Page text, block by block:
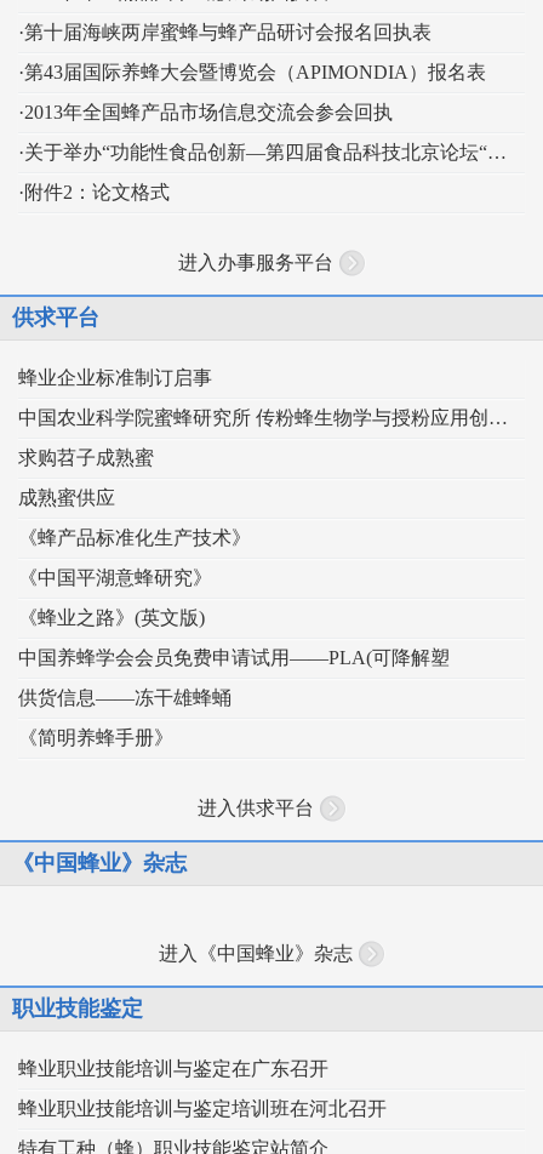
·第十届海峡两岸蜜蜂与蜂产品研讨会报名回执表
·第43届国际养蜂大会暨博览会（APIMONDIA）报名表
·2013年全国蜂产品市场信息交流会参会回执
·关于举办“功能性食品创新—第四届食品科技北京论坛“的通知
·附件2：论文格式
进入办事服务平台
供求平台
蜂业企业标准制订启事
中国农业科学院蜜蜂研究所 传粉蜂生物学与授粉应用创新团队
求购苕子成熟蜜
成熟蜜供应
《蜂产品标准化生产技术》
《中国平湖意蜂研究》
《蜂业之路》(英文版)
中国养蜂学会会员免费申请试用——PLA(可降解塑
供货信息——冻干雄蜂蛹
《简明养蜂手册》
进入供求平台
《中国蜂业》杂志
进入《中国蜂业》杂志
职业技能鉴定
蜂业职业技能培训与鉴定在广东召开
蜂业职业技能培训与鉴定培训班在河北召开
特有工种（蜂）职业技能鉴定站简介